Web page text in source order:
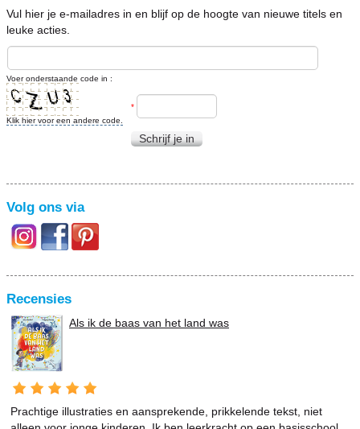
Vul hier je e-mailadres in en blijf op de hoogte van nieuwe titels en
leuke acties.
Voer onderstaande code in :
Klik hier voor een andere code.
*
Schrijf je in
Volg ons via
Recensies
Als ik de baas van het land was
Prachtige illustraties en aansprekende, prikkelende tekst, niet